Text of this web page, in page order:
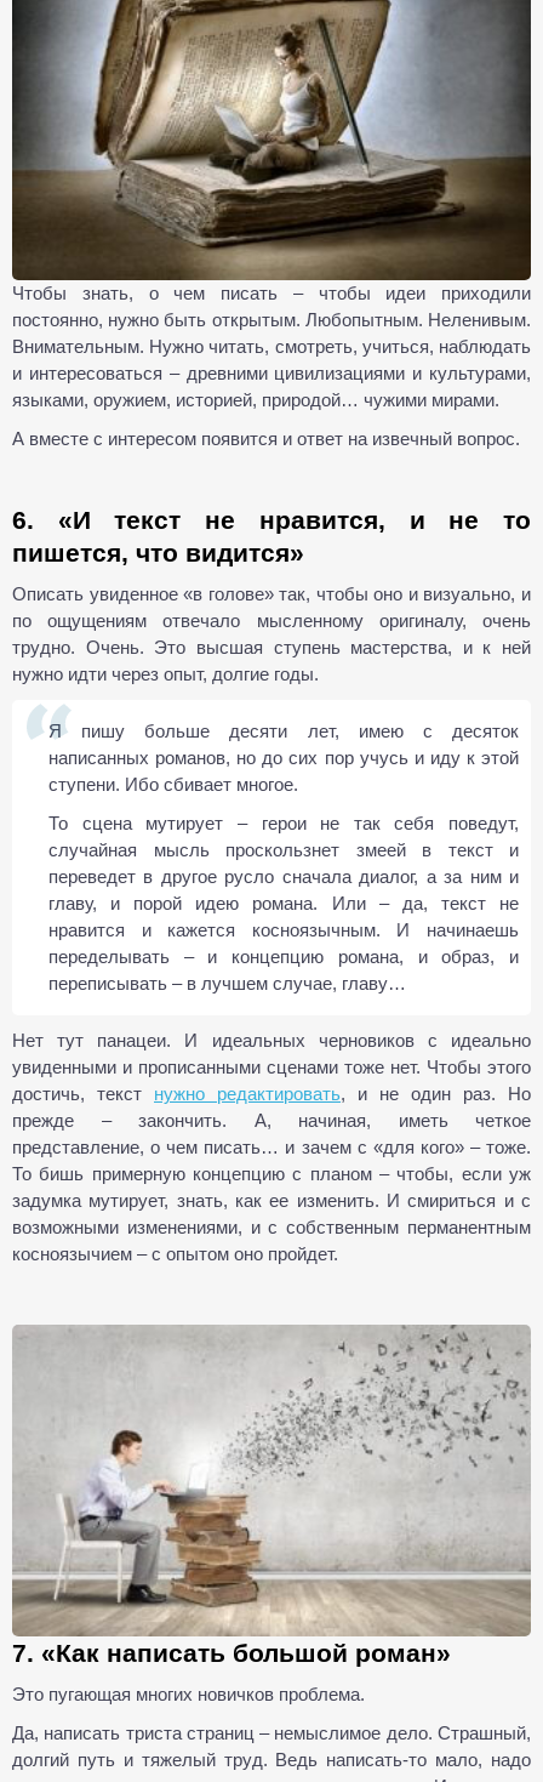
Чтобы знать, о чем писать – чтобы идеи приходили
постоянно, нужно быть открытым. Любопытным. Неленивым.
Внимательным. Нужно читать, смотреть, учиться, наблюдать
и интересоваться – древними цивилизациями и культурами,
языками, оружием, историей, природой… чужими мирами.
А вместе с интересом появится и ответ на извечный вопрос.
6. «И текст не нравится, и не то
пишется, что видится»
Описать увиденное «в голове» так, чтобы оно и визуально, и
по ощущениям отвечало мысленному оригиналу, очень
трудно. Очень. Это высшая ступень мастерства, и к ней
нужно идти через опыт, долгие годы.
Я пишу больше десяти лет, имею с десяток
написанных романов, но до сих пор учусь и иду к этой
ступени. Ибо сбивает многое.
То сцена мутирует – герои не так себя поведут,
случайная мысль проскользнет змеей в текст и
переведет в другое русло сначала диалог, а за ним и
главу, и порой идею романа. Или – да, текст не
нравится и кажется косноязычным. И начинаешь
переделывать – и концепцию романа, и образ, и
переписывать – в лучшем случае, главу…
Нет тут панацеи. И идеальных черновиков с идеально
увиденными и прописанными сценами тоже нет. Чтобы этого
достичь, текст нужно редактировать, и не один раз. Но
прежде – закончить. А, начиная, иметь четкое
представление, о чем писать… и зачем с «для кого» – тоже.
То бишь примерную концепцию с планом – чтобы, если уж
задумка мутирует, знать, как ее изменить. И смириться и с
возможными изменениями, и с собственным перманентным
косноязычием – с опытом оно пройдет.
7. «Как написать большой роман»
Это пугающая многих новичков проблема.
Да, написать триста страниц – немыслимое дело. Страшный,
долгий путь и тяжелый труд. Ведь написать-то мало, надо